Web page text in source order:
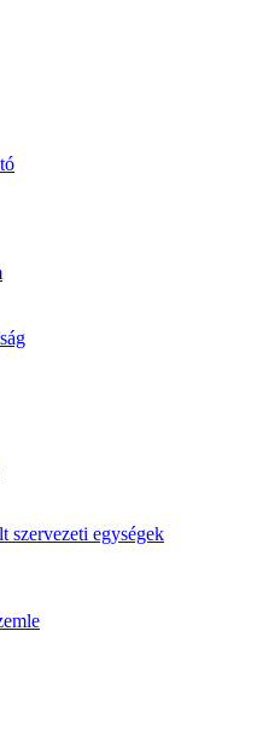
szervezeti egységek